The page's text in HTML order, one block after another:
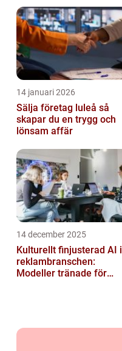
14 januari 2026
Sälja företag luleå så
skapar du en trygg och
lönsam affär
14 december 2025
Kulturellt finjusterad AI i
reklambranschen:
Modeller tränade för